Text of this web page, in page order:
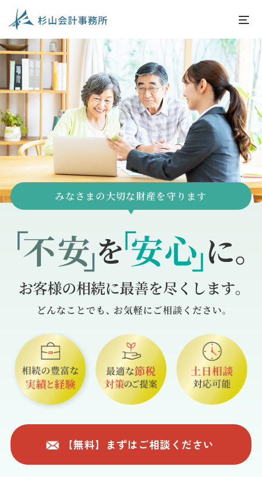
みなさまの大切な財産を守ります
【無料】まずはご相談ください